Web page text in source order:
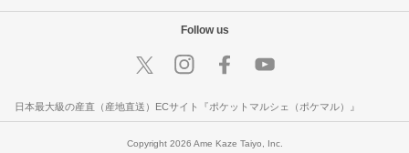
Follow us
日本最大級の産直（産地直送）ECサイト『ポケットマルシェ（ポケマル）』
Copyright 2026 Ame Kaze Taiyo, Inc.